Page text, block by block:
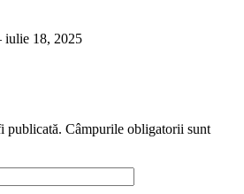
iulie 18, 2025
publicată. Câmpurile obligatorii sunt